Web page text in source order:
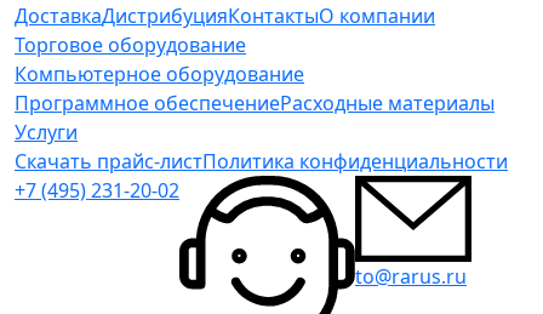
ДоставкаДистрибуцияКонтактыО компании
Торговое оборудование
Компьютерное оборудование
Программное обеспечениеРасходные материалы
Услуги
Скачать прайс-листПолитика конфиденциальности
+7 (495) 231-20-02
to@rarus.ru